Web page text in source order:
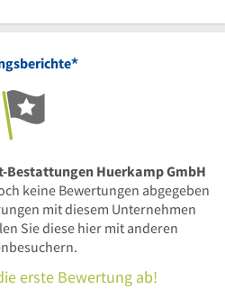
Uhr
24
*
Bestattungen Huerkamp GmbH
keine Bewertungen abgegeben
mit diesem Unternehmen
Sie diese hier mit anderen
erste Bewertung ab!